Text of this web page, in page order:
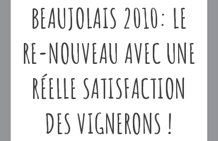
BEAUJOLAIS 2010: LE
RE-NOUVEAU AVEC UNE
RÉELLE SATISFACTION
DES VIGNERONS !